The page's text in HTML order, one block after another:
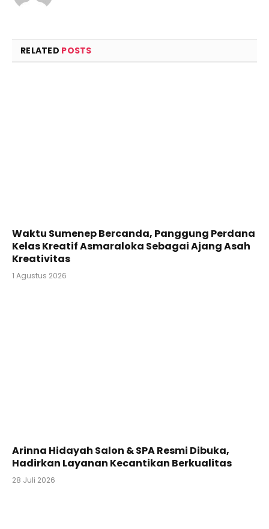
RELATED POSTS
Waktu Sumenep Bercanda, Panggung Perdana
Kelas Kreatif Asmaraloka Sebagai Ajang Asah
Kreativitas
1 Agustus 2026
Arinna Hidayah Salon & SPA Resmi Dibuka,
Hadirkan Layanan Kecantikan Berkualitas
28 Juli 2026